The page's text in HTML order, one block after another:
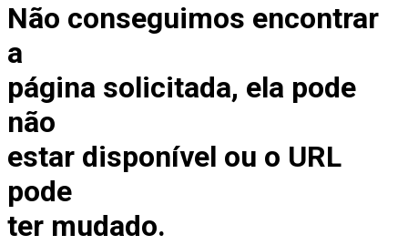
Não conseguimos encontrar
a
página solicitada, ela pode
não
estar disponível ou o URL
pode
ter mudado.